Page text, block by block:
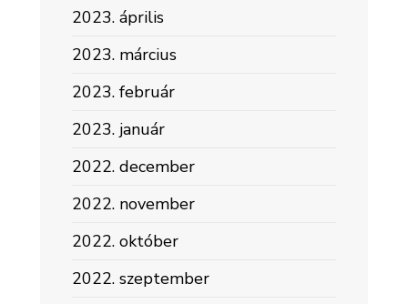
2023. április
2023. március
2023. február
2023. január
2022. december
2022. november
2022. október
2022. szeptember